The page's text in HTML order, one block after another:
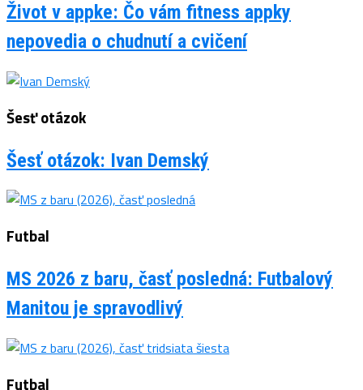
Život v appke: Čo vám fitness appky
nepovedia o chudnutí a cvičení
Šesť otázok
Šesť otázok: Ivan Demský
Futbal
MS 2026 z baru, časť posledná: Futbalový
Manitou je spravodlivý
Futbal